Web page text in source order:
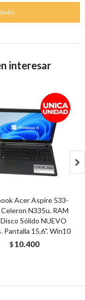
interesar
Acer Aspire 533-
Celeron N335u. RAM
Sólido NUEVO
Pantalla 15,6". Win10
$10.400
